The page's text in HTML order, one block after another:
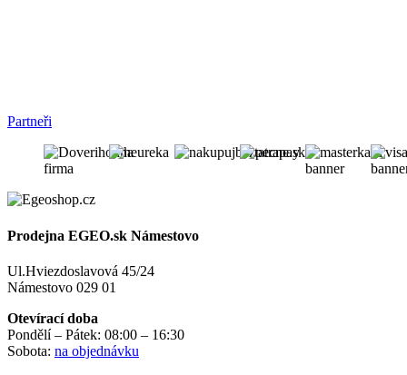
Partneři
Prodejna EGEO.sk Námestovo
Ul.Hviezdoslavová 45/24
Námestovo 029 01
Otevírací doba
Pondělí – Pátek: 08:00 – 16:30
Sobota: na objednávku